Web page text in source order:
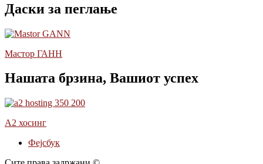
Даски за пеглање
Мастор ГАНН
Нашата брзина, Вашиот успех
А2 хосинг
Фејсбук